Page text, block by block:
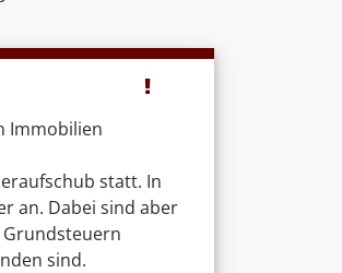
Immobilien
statt. In
an. Dabei sind aber
Grundsteuern
sind.